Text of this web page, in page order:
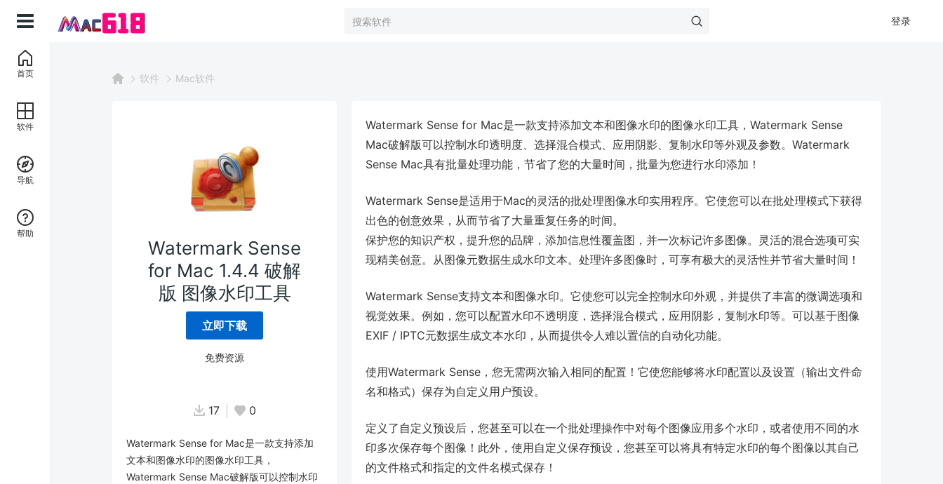
登录
软件 Mac软件
Watermark Sense
for Mac 1.4.4 破解
版 图像水印工具
立即下载
免费资源
17 0
Watermark Sense for Mac是一款支持添加
文本和图像水印的图像水印工具，
Watermark Sense Mac破解版可以控制水印
Watermark Sense for Mac是一款支持添加文本和图像水印的图像水印工具，Watermark Sense
Mac破解版可以控制水印透明度、选择混合模式、应用阴影、复制水印等外观及参数。Watermark
Sense Mac具有批量处理功能，节省了您的大量时间，批量为您进行水印添加！
Watermark Sense是适用于Mac的灵活的批处理图像水印实用程序。它使您可以在批处理模式下获得
出色的创意效果，从而节省了大量重复任务的时间。
保护您的知识产权，提升您的品牌，添加信息性覆盖图，并一次标记许多图像。灵活的混合选项可实
现精美创意。从图像元数据生成水印文本。处理许多图像时，可享有极大的灵活性并节省大量时间！
Watermark Sense支持文本和图像水印。它使您可以完全控制水印外观，并提供了丰富的微调选项和
视觉效果。例如，您可以配置水印不透明度，选择混合模式，应用阴影，复制水印等。可以基于图像
EXIF / IPTC元数据生成文本水印，从而提供令人难以置信的自动化功能。
使用Watermark Sense，您无需两次输入相同的配置！它使您能够将水印配置以及设置（输出文件命
名和格式）保存为自定义用户预设。
定义了自定义预设后，您甚至可以在一个批处理操作中对每个图像应用多个水印，或者使用不同的水
印多次保存每个图像！此外，使用自定义保存预设，您甚至可以将具有特定水印的每个图像以其自己
的文件格式和指定的文件名模式保存！
首页
软件
导航
帮助